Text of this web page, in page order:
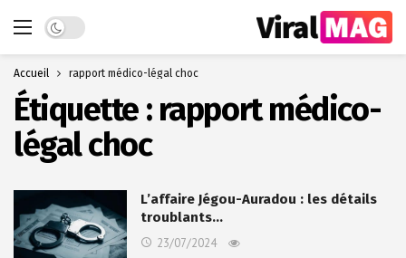
Dark mode
Accueil rapport médico-légal choc
Étiquette : rapport médico-
légal choc
L’affaire Jégou-Auradou : les détails
troublants…
23/07/2024